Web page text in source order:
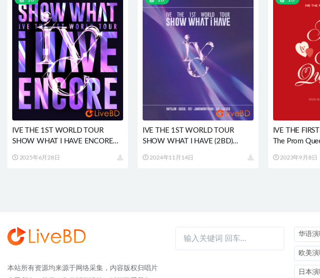
IVE THE 1ST WORLD TOUR
SHOW WHAT I HAVE ENCORE
2025年6月28日
IVE THE 1ST WORLD TOUR
SHOW WHAT I HAVE (2BD)
2024年11月14日
IVE THE
The Prom
2023年9月8日
本站所有资源均来源于网络采集，内容版权归唱片
华语演
欧美
日本